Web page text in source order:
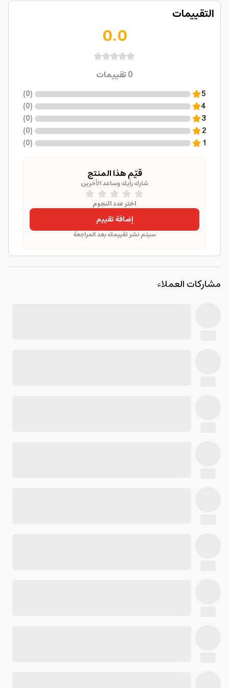
التقييمات
0.0
0تقييمات
5
(
0
)
4
(
0
)
3
(
0
)
2
(
0
)
1
(
0
)
قيّم هذا المنتج
شارك رأيك وساعد الآخرين
اختر عدد النجوم
إضافة تقييم
سيتم نشر تقييمك بعد المراجعة
مشاركات العملاء